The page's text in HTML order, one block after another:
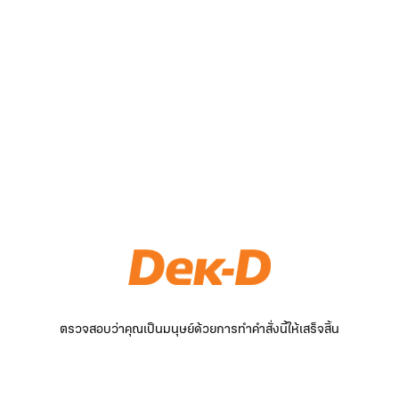
ตรวจสอบว่าคุณเป็นมนุษย์ด้วยการทำคำสั่งนี้ให้เสร็จสิ้น